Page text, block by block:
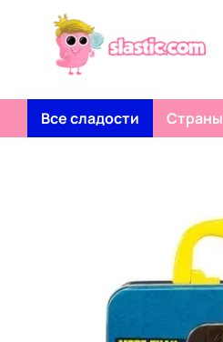
Перейти к основному контенту
Все сладости Страны